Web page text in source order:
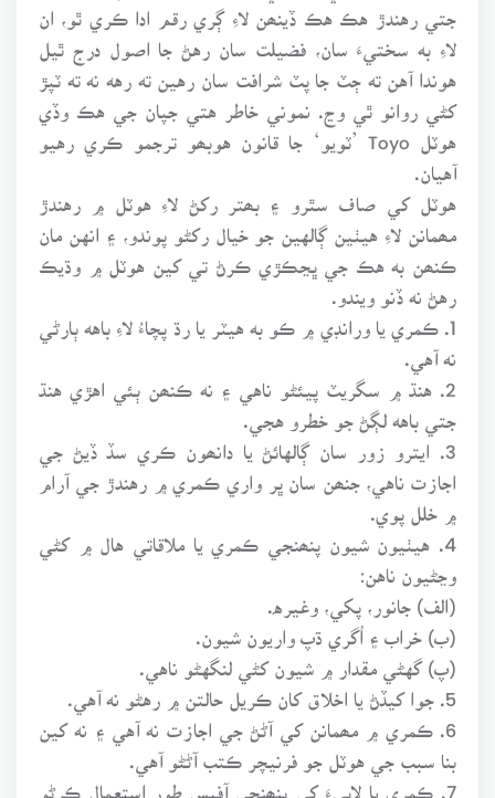
جتي رهندڙ هڪ هڪ ڏينھن لاءِ ڳري رقم ادا ڪري ٿو، ان
لاءِ به سختيءَ سان، فضيلت سان رهڻ جا اصول درج ٿيل
هوندا آهن ته ڄٽ جا پٽ شرافت سان رهين ته رهه نه ته ٽپڙ
کڻي روانو ٿي وڃ. نموني خاطر هتي جپان جي هڪ وڏي
هوٽل Toyo ’ٽويو‘ جا قانون هوبھو ترجمو ڪري رهيو
آهيان.
هوٽل کي صاف سٿرو ۽ بھتر رکڻ لاءِ هوٽل ۾ رهندڙ
مھمانن لاءِ هيٺين ڳالهين جو خيال رکڻو پوندو، ۽ انهن مان
ڪنھن به هڪ جي ڀڃڪڙي ڪرڻ تي کين هوٽل ۾ وڌيڪ
رهڻ نه ڏنو ويندو.
1. ڪمري يا ورانڊي ۾ ڪو به هيٽر يا رڌ پچاءُ لاءِ باهه ٻارڻي
نه آهي.
2. هنڌ ۾ سگريٽ پيئڻو ناهي ۽ نه ڪنھن ٻئي اهڙي هنڌ
جتي باهه لڳڻ جو خطرو هجي.
3. ايترو زور سان ڳالهائڻ يا دانھون ڪري سڏ ڏيڻ جي
اجازت ناهي، جنھن سان ڀر واري ڪمري ۾ رهندڙ جي آرام
۾ خلل پوي.
4. هيٺيون شيون پنھنجي ڪمري يا ملاقاتي هال ۾ کڻي
وڃڻيون ناهن:
(الف) جانور، پکي، وغيره.
(ب) خراب ۽ اُگري ڌپ واريون شيون.
(پ) گهڻي مقدار ۾ شيون کڻي لنگهڻو ناهي.
6. ڪمري ۾ مھمانن کي آڻڻ جي اجازت نه آهي ۽ نه کين
بنا سبب جي هوٽل جو فرنيچر ڪتب آڻڻو آهي.
7. ڪمري يا لابيءَ کي پنھنجي آفيس طور استعمال ڪرڻو